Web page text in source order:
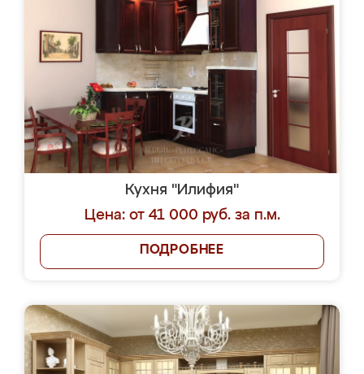
Кухня "Илифия"
Цена: от 41 000 руб. за п.м.
ПОДРОБНЕЕ